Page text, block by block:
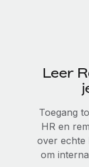
Leer
Toegang
HR en
over echte
om